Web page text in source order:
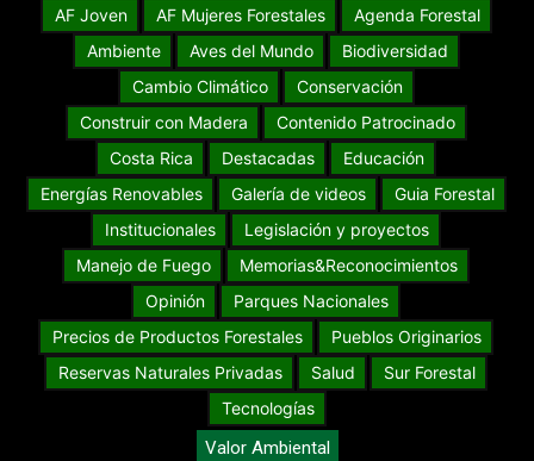
AF Joven AF Mujeres Forestales
Agenda Forestal
Ambiente
Aves del Mundo
Biodiversidad
Cambio Climático
Conservación
Construir con Madera
Contenido Patrocinado
Costa Rica
Destacadas
Educación
Energías Renovables
Galería de videos
Guia Forestal
Institucionales
Legislación y proyectos
Manejo de Fuego
Memorias&Reconocimientos
Opinión
Parques Nacionales
Precios de Productos Forestales
Pueblos Originarios
Reservas Naturales Privadas
Salud
Sur Forestal
Tecnologías
Valor Ambiental